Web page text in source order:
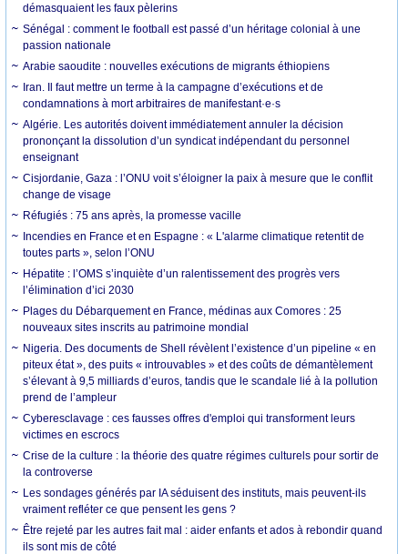
démasquaient les faux pèlerins
Sénégal : comment le football est passé d’un héritage colonial à une
passion nationale
Arabie saoudite : nouvelles exécutions de migrants éthiopiens
Iran. Il faut mettre un terme à la campagne d’exécutions et de
condamnations à mort arbitraires de manifestant·e·s
Algérie. Les autorités doivent immédiatement annuler la décision
prononçant la dissolution d’un syndicat indépendant du personnel
enseignant
Cisjordanie, Gaza : l’ONU voit s’éloigner la paix à mesure que le conflit
change de visage
Réfugiés : 75 ans après, la promesse vacille
Incendies en France et en Espagne : « L'alarme climatique retentit de
toutes parts », selon l’ONU
Hépatite : l’OMS s’inquiète d’un ralentissement des progrès vers
l’élimination d’ici 2030
Plages du Débarquement en France, médinas aux Comores : 25
nouveaux sites inscrits au patrimoine mondial
Nigeria. Des documents de Shell révèlent l’existence d’un pipeline « en
piteux état », des puits « introuvables » et des coûts de démantèlement
s’élevant à 9,5 milliards d’euros, tandis que le scandale lié à la pollution
prend de l’ampleur
Cyberesclavage : ces fausses offres d'emploi qui transforment leurs
victimes en escrocs
Crise de la culture : la théorie des quatre régimes culturels pour sortir de
la controverse
Les sondages générés par IA séduisent des instituts, mais peuvent-ils
vraiment refléter ce que pensent les gens ?
Être rejeté par les autres fait mal : aider enfants et ados à rebondir quand
ils sont mis de côté